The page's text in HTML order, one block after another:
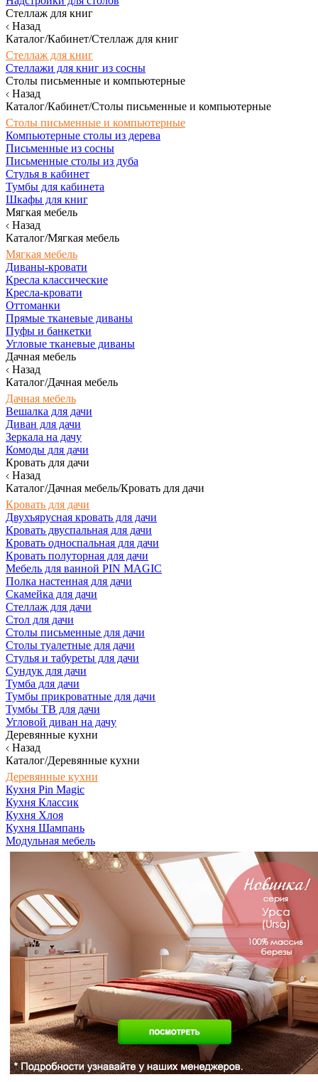
Стеллаж для книг
Назад
Каталог/Кабинет/Стеллаж для книг
Стеллаж для книг
Стеллажи для книг из сосны
Столы письменные и компьютерные
Назад
Каталог/Кабинет/Столы письменные и компьютерные
Столы письменные и компьютерные
Компьютерные столы из дерева
Письменные из сосны
Письменные столы из дуба
Стулья в кабинет
Тумбы для кабинета
Шкафы для книг
Мягкая мебель
Назад
Каталог/Мягкая мебель
Мягкая мебель
Диваны-кровати
Кресла классические
Кресла-кровати
Оттоманки
Прямые тканевые диваны
Пуфы и банкетки
Угловые тканевые диваны
Дачная мебель
Назад
Каталог/Дачная мебель
Дачная мебель
Вешалка для дачи
Диван для дачи
Зеркала на дачу
Комоды для дачи
Кровать для дачи
Назад
Каталог/Дачная мебель/Кровать для дачи
Кровать для дачи
Двухъярусная кровать для дачи
Кровать двуспальная для дачи
Кровать односпальная для дачи
Кровать полуторная для дачи
Мебель для ванной PIN MAGIC
Полка настенная для дачи
Скамейка для дачи
Стеллаж для дачи
Стол для дачи
Столы письменные для дачи
Столы туалетные для дачи
Стулья и табуреты для дачи
Сундук для дачи
Тумба для дачи
Тумбы прикроватные для дачи
Тумбы ТВ для дачи
Угловой диван на дачу
Деревянные кухни
Назад
Каталог/Деревянные кухни
Деревянные кухни
Кухня Pin Magic
Кухня Классик
Кухня Хлоя
Кухня Шампань
Модульная мебель